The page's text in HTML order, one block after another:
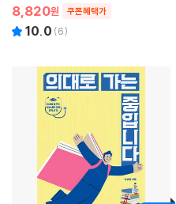
8,820원 쿠폰혜택가
10.0 (6)